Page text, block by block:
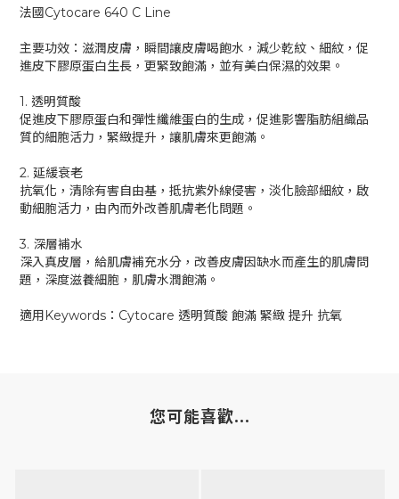
法國Cytocare 640 C Line
主要功效：滋潤皮膚，瞬間讓皮膚喝飽水，減少乾紋、細紋，促
進皮下膠原蛋白生長，更緊致飽滿，並有美白保濕的效果。
1. 透明質酸
促進皮下膠原蛋白和彈性纖維蛋白的生成，促進影響脂肪組織品
質的細胞活力，緊緻提升，讓肌膚來更飽滿。
2. 延緩衰老
抗氧化，清除有害自由基，抵抗紫外線侵害，淡化臉部細紋，啟
動細胞活力，由內而外改善肌膚老化問題。
3. 深層補水
深入真皮層，給肌膚補充水分，改善皮膚因缺水而產生的肌膚問
題，深度滋養細胞，肌膚水潤飽滿。
適用Keywords：Cytocare 透明質酸 飽滿 緊緻 提升 抗氧
您可能喜歡...